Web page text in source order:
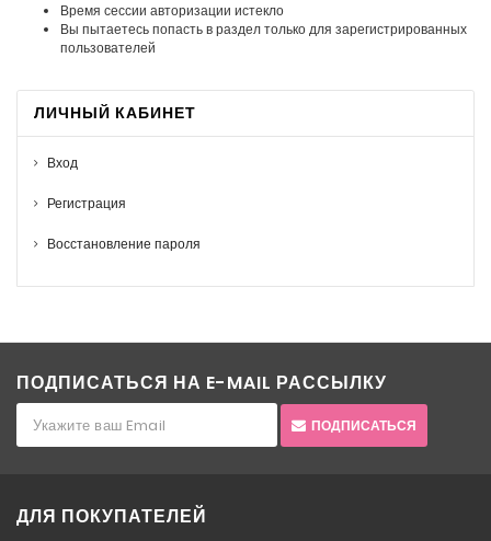
Время сессии авторизации истекло
Вы пытаетесь попасть в раздел только для зарегистрированных
пользователей
ЛИЧНЫЙ КАБИНЕТ
Вход
Регистрация
Восстановление пароля
ПОДПИСАТЬСЯ НА E-MAIL РАССЫЛКУ
ПОДПИСАТЬСЯ
ДЛЯ ПОКУПАТЕЛЕЙ